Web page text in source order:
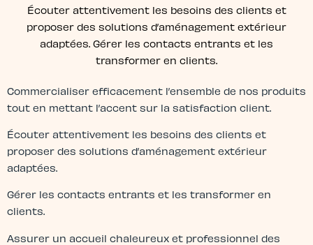
Écouter attentivement les besoins des clients et
proposer des solutions d’aménagement extérieur
adaptées. Gérer les contacts entrants et les
transformer en clients.
Commercialiser efficacement l’ensemble de nos produits
tout en mettant l’accent sur la satisfaction client.
Écouter attentivement les besoins des clients et
proposer des solutions d’aménagement extérieur
adaptées.
Gérer les contacts entrants et les transformer en
clients.
Assurer un accueil chaleureux et professionnel des